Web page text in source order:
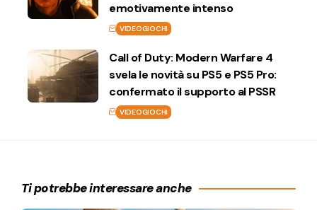
emotivamente intenso
VIDEOGIOCHI
Call of Duty: Modern Warfare 4
svela le novità su PS5 e PS5 Pro:
confermato il supporto al PSSR
VIDEOGIOCHI
Ti potrebbe interessare anche